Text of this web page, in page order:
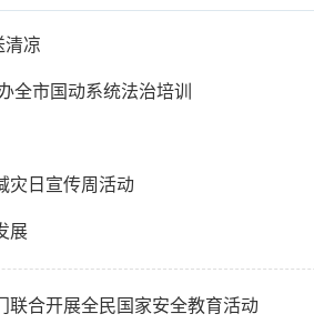
清凉
全市国动系统法治培训
灾日宣传周活动
展
合开展全民国家安全教育活动